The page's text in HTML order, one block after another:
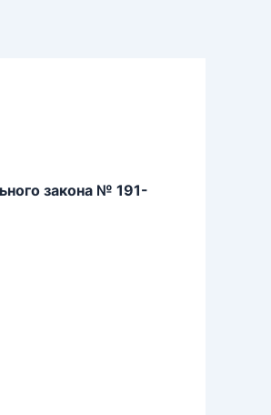
закона № 191-